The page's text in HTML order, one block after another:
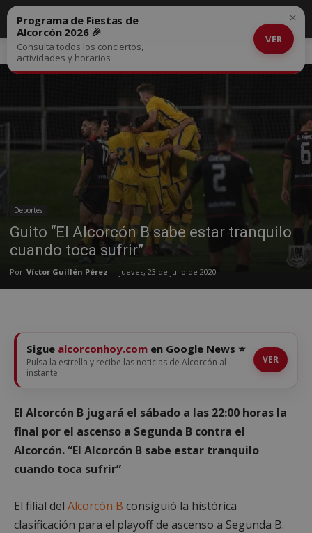
Inicio Deportes
Deportes
Guito “El Alcorcón B sabe estar tranquilo
cuando toca sufrir”
Por Víctor Guillén Pérez - jueves, 23 de julio de 2020
Programa de Fiestas de
Alcorcón 2026 🎉
Consulta todos los conciertos,
actividades y horarios
VER
×
Sigue alcorconhoy.com en Google News ⭐
Pulsa la estrella y recibe las noticias de Alcorcón al
instante
VER
El Alcorcón B jugará el sábado a las 22:00 horas la
final por el ascenso a Segunda B contra el
Alcorcón. “El Alcorcón B sabe estar tranquilo
cuando toca sufrir”
El filial del Alcorcón B consiguió la histórica
clasificación para el playoff de ascenso a Segunda B.